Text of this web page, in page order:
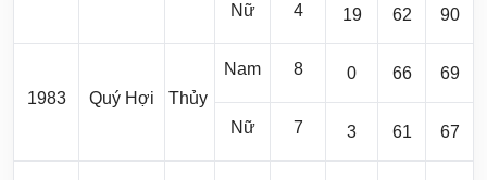
Nữ 4 19 62 90
1983 Quý Hợi Thủy
Nam 8 0 66 69
Nữ 7 3 61 67